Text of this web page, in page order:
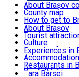
Română
BRAȘOV
EXPERIENCES
DESTINATIONS
About Brașov
County map
How to get to
Tourist
Tourist Guides
Brașov Tourism
Historical
What would a
Tourism news
Restaurants
About Brașov
Tourist
Culture
Tourist
Restaurants in
Usefull
Experiences in
Țara Bârsei